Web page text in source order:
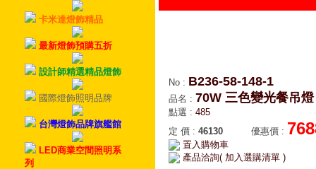
卡米達燈飾精品
最新燈飾預購五折
設計師精選精品燈飾
國際燈飾照明品牌
台灣燈飾品牌旗艦館
LED商業空間照明系
列
No : B236-58-148-1
品名 : 70W 三色變光餐吊燈
點選 : 485
定 價 : 46130 優惠價 :
置入購物車
產品洽詢( 加入選購清單 )